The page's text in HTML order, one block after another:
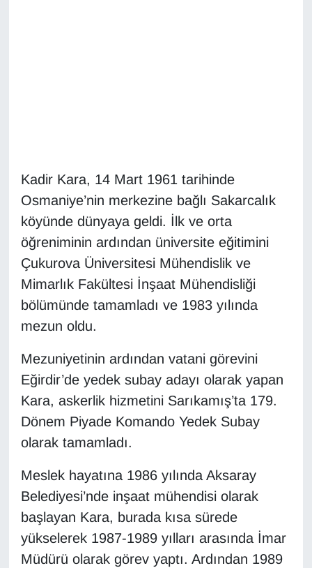
Kadir Kara, 14 Mart 1961 tarihinde
Osmaniye’nin merkezine bağlı Sakarcalık
köyünde dünyaya geldi. İlk ve orta
öğreniminin ardından üniversite eğitimini
Çukurova Üniversitesi Mühendislik ve
Mimarlık Fakültesi İnşaat Mühendisliği
bölümünde tamamladı ve 1983 yılında
mezun oldu.
Mezuniyetinin ardından vatani görevini
Eğirdir’de yedek subay adayı olarak yapan
Kara, askerlik hizmetini Sarıkamış’ta 179.
Dönem Piyade Komando Yedek Subay
olarak tamamladı.
Meslek hayatına 1986 yılında Aksaray
Belediyesi’nde inşaat mühendisi olarak
başlayan Kara, burada kısa sürede
yükselerek 1987-1989 yılları arasında İmar
Müdürü olarak görev yaptı. Ardından 1989
Emlak
En çok konuşulanlar
Güncel
Haber
HABERDE İNSAN
İngilizce
Kadın
Kamu Alımları
Kim Kimdir?